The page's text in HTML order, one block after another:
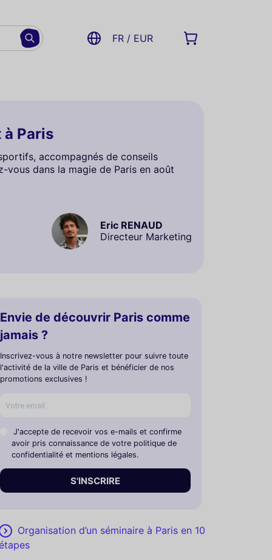
FR / EUR
à Paris
accompagnés de conseils
dans la magie de Paris en août
Eric RENAUD
Directeur Marketing
Envie de découvrir Paris comme
jamais ?
Inscrivez-vous à notre newsletter pour suivre toute
l'activité de la ville de Paris et bénéficier de nos
promotions exclusives !
J'accepte de recevoir vos e-mails et confirme
avoir pris connaissance de votre politique de
confidentialité et mentions légales.
S'INSCRIRE
Organisation d’un séminaire à Paris en 10